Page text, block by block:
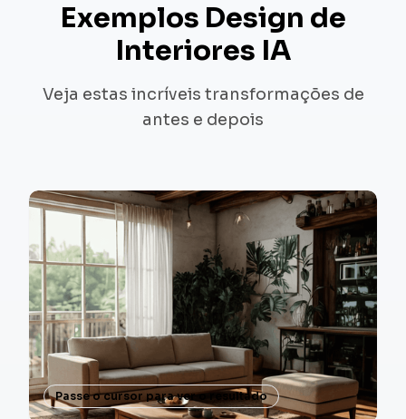
Exemplos Design de
Interiores IA
Veja estas incríveis transformações de
antes e depois
Passe o cursor para ver o resultado